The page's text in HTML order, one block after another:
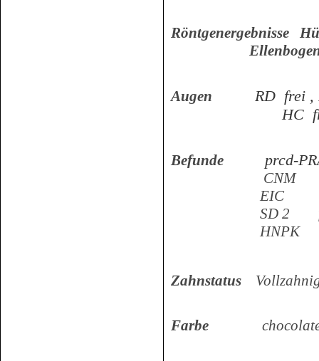
Röntgenergebnisse
Augen RD frei ,
HC frei vom
Befunde prcd-
CNM
EIC
SD 2
HNPK
Zahnstatus
Farbe